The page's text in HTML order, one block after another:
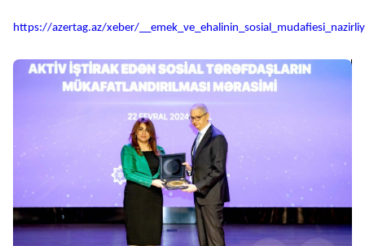
https://azertag.az/xeber/